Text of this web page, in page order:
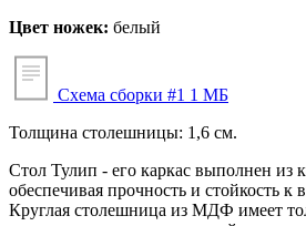
Цвет ножек: белый
Схема сборки #1 1 МБ
Толщина столешницы: 1,6 см.
Стол Тулип - его каркас выполнен из
обеспечивая прочность и стойкость
Круглая столешница из МДФ имеет